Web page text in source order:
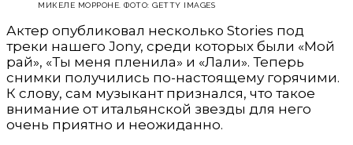
МИКЕЛЕ МОРРОНЕ. ФОТО: GETTY IMAGES
Актер опубликовал несколько Stories под
треки нашего Jony, среди которых были «Мой
рай», «Ты меня пленила» и «Лали». Теперь
снимки получились по-настоящему горячими.
К слову, сам музыкант признался, что такое
внимание от итальянской звезды для него
очень приятно и неожиданно.